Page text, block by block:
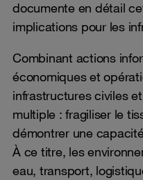
documente en détail
implications pour les
Combinant actions
économiques et
infrastructures civiles
multiple : fragiliser le
démontrer une
À ce titre, les
eau, transport,